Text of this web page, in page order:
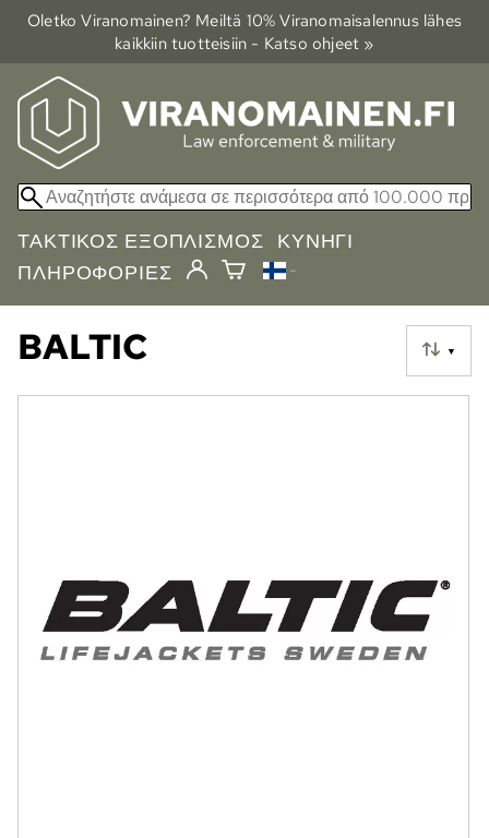
Oletko Viranomainen? Meiltä 10% Viranomais­alennus lähes
kaikkiin tuotteisiin - Katso ohjeet »
ΤΑΚΤΙΚΌΣ ΕΞΟΠΛΙΣΜΌΣ
ΚΥΝΉΓΙ
ΠΛΗΡΟΦΟΡΊΕΣ
▼
BALTIC